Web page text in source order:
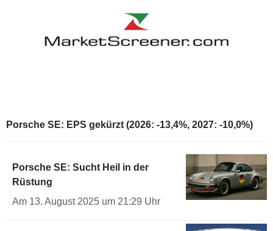
Porsche SE: EPS gekürzt (2026: -13,4%, 2027: -10,0%)
Porsche SE: Sucht Heil in der
Rüstung
Am 13. August 2025 um 21:29 Uhr